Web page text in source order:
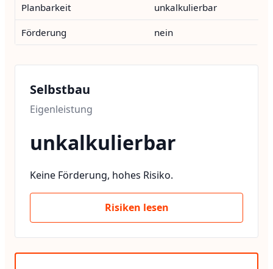
Planbarkeit unkalkulierbar
Förderung nein
Selbstbau
Eigenleistung
unkalkulierbar
Keine Förderung, hohes Risiko.
Risiken lesen